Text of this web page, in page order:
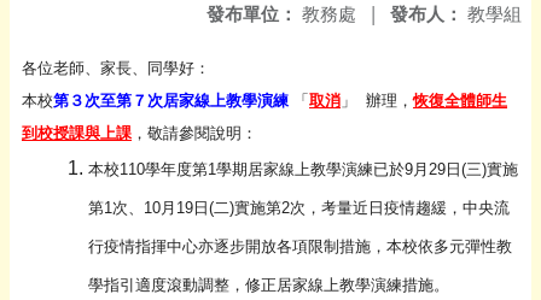
發布人： 教學組
發布單位： 教務處 |
各位老師、家長、同學好：
本校第３次至第７次居家線上教學演練 「 取消 」 辦理，恢復全體師生
到校授課與上課 ，敬請參閱說明：
本校110學年度第1學期居家線上教學演練已於9月29日(三)實施
第1次、10月19日(二)實施第2次，考量近日疫情趨緩， 中央流
行疫情指揮中心亦逐步開放各項限制措施， 本校依多元彈性教
學指引適度滾動調整， 修正居家線上教學演練措施。